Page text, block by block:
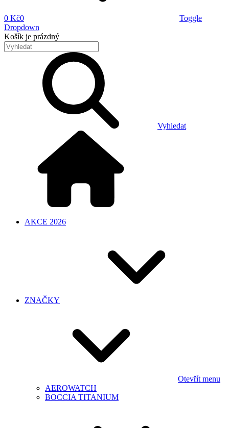
0 Kč0
Toggle
Dropdown
Košík je prázdný
Vyhledat
AKCE 2026
ZNAČKY
Otevřít menu
AEROWATCH
BOCCIA TITANIUM